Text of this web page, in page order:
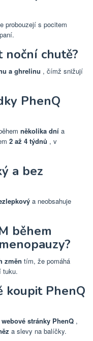
probouzejí s pocitem
noční chutě?
a ghrelinu , čímž snižují
PhenQ
několika dní a
2 až 4 týdnů , v
a bez
a neobsahuje
během
změn tím, že pomáhá
tuku.
koupit PhenQ
stránky PhenQ ,
a slevy na balíčky.